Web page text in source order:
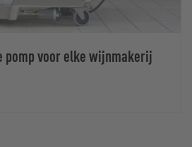
pomp voor elke wijnmakerij